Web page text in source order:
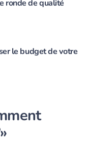
ronde de qualité
le budget de votre